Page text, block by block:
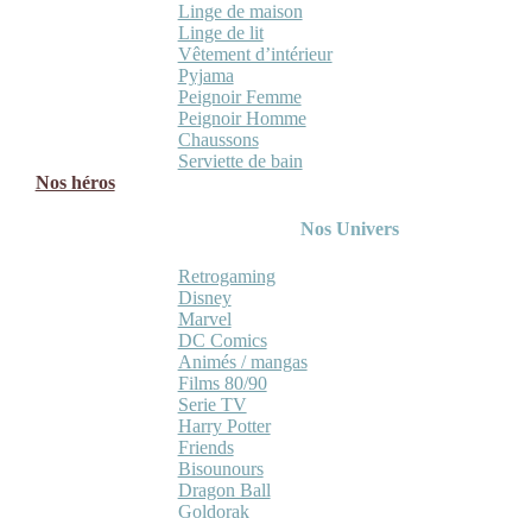
Linge de maison
Linge de lit
Vêtement d’intérieur
Pyjama
Peignoir Femme
Peignoir Homme
Chaussons
Serviette de bain
Nos héros
Nos Univers
Retrogaming
Disney
Marvel
DC Comics
Animés / mangas
Films 80/90
Serie TV
Harry Potter
Friends
Bisounours
Dragon Ball
Goldorak